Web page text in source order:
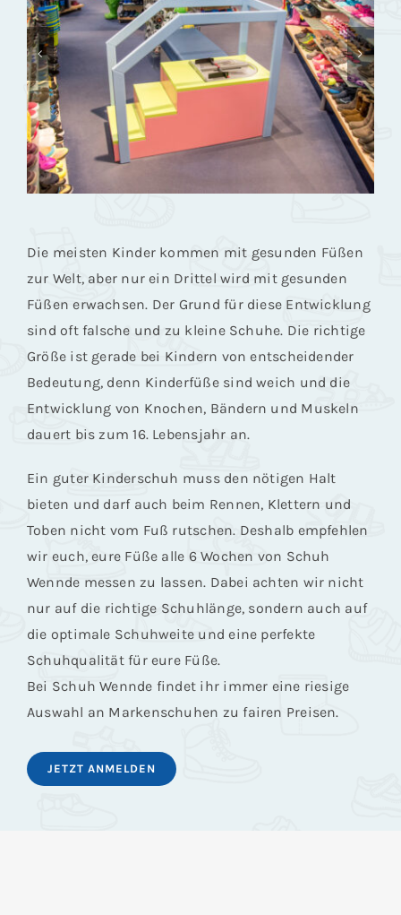
Die meisten Kinder kommen mit gesunden Füßen
zur Welt, aber nur ein Drittel wird mit gesunden
Füßen erwachsen. Der Grund für diese Entwicklung
sind oft falsche und zu kleine Schuhe. Die richtige
Größe ist gerade bei Kindern von entscheidender
Bedeutung, denn Kinderfüße sind weich und die
Entwicklung von Knochen, Bändern und Muskeln
dauert bis zum 16. Lebensjahr an.
Ein guter Kinderschuh muss den nötigen Halt
bieten und darf auch beim Rennen, Klettern und
Toben nicht vom Fuß rutschen. Deshalb empfehlen
wir euch, eure Füße alle 6 Wochen von Schuh
Wennde messen zu lassen. Dabei achten wir nicht
nur auf die richtige Schuhlänge, sondern auch auf
die optimale Schuhweite und eine perfekte
Schuhqualität für eure Füße.
Bei Schuh Wennde findet ihr immer eine riesige
Auswahl an Markenschuhen zu fairen Preisen.
JETZT ANMELDEN